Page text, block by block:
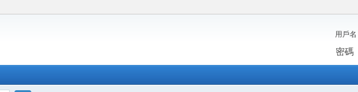
用戶名
密碼